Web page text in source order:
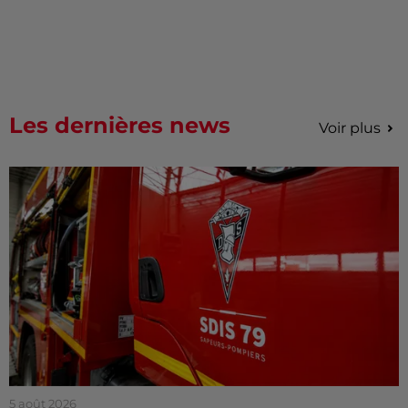
Les dernières news Voir plus
5 août 2026